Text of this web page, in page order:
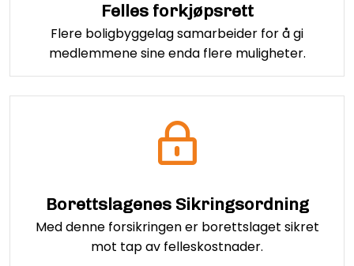
Felles forkjøpsrett
Flere boligbyggelag samarbeider for å gi
medlemmene sine enda flere muligheter.
Borettslagenes Sikringsordning
Med denne forsikringen er borettslaget sikret
mot tap av felleskostnader.